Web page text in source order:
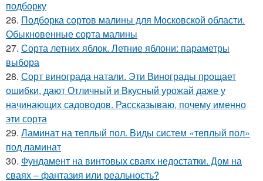
подборку
26. Подборка сортов малины для Московской области.
Обыкновенные сорта малины
27. Сорта летних яблок. Летние яблони: параметры
выбора
28. Сорт винограда натали. Эти Винограды прощает
ошибки, дают Отличный и Вкусный урожай даже у
начинающих садоводов. Рассказываю, почему именно
эти сорта
29. Ламинат на теплый пол. Виды систем «теплый пол»
под ламинат
30. Фундамент на винтовых сваях недостатки. Дом на
сваях – фантазия или реальность?